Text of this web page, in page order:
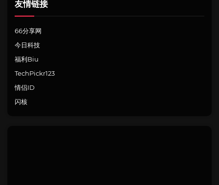
友情链接
66分享网
今日科技
福利Biu
TechPickr123
情侣ID
闪核